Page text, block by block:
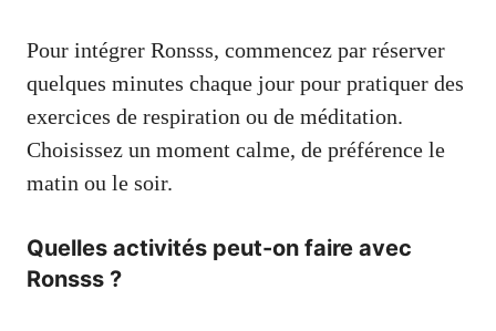
Pour intégrer Ronsss, commencez par réserver
quelques minutes chaque jour pour pratiquer des
exercices de respiration ou de méditation.
Choisissez un moment calme, de préférence le
matin ou le soir.
Quelles activités peut-on faire avec
Ronsss ?